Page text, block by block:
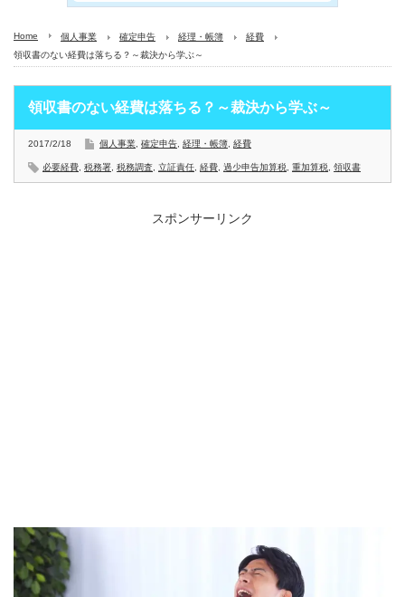
Home 個人事業 確定申告 経理・帳簿
経費
領収書のない経費は落ちる？～裁決から学ぶ～
領収書のない経費は落ちる？～裁決から学ぶ～
2017/2/18 個人事業 確定申告 経理・帳簿 経費
必要経費 税務署 税務調査 立証責任 経費 過少申告加算税 重加算税 領収書
スポンサーリンク